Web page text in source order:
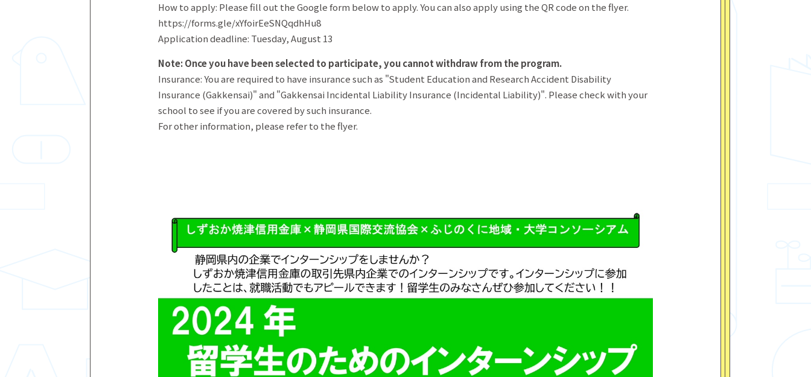
How to apply: Please fill out the Google form below to apply. You can also apply using the QR code on the flyer.
https://forms.gle/xYfoirEeSNQqdhHu8
Application deadline: Tuesday, August 13
Note: Once you have been selected to participate, you cannot withdraw from the program.
Insurance: You are required to have insurance such as "Student Education and Research Accident Disability
Insurance (Gakkensai)" and "Gakkensai Incidental Liability Insurance (Incidental Liability)". Please check with your
school to see if you are covered by such insurance.
For other information, please refer to the flyer.